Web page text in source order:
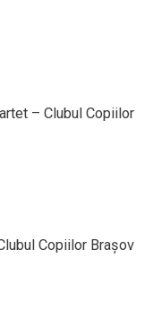
– Clubul Copiilor
Copiilor Brașov